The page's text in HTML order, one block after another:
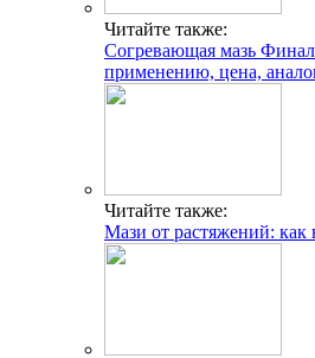
Читайте также:
Согревающая мазь
применению, цена,
Читайте также:
Мази от растяжений: как